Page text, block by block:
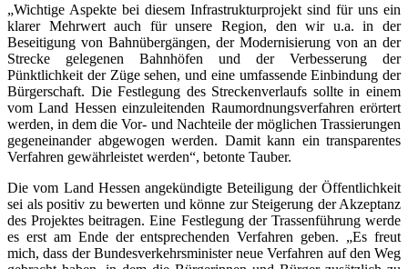
„Wichtige Aspekte bei diesem Infrastrukturprojekt sind für uns ein
klarer Mehrwert auch für unsere Region, den wir u.a. in der
Beseitigung von Bahnübergängen, der Modernisierung von an der
Strecke gelegenen Bahnhöfen und der Verbesserung der
Pünktlichkeit der Züge sehen, und eine umfassende Einbindung der
Bürgerschaft. Die Festlegung des Streckenverlaufs sollte in einem
vom Land Hessen einzuleitenden Raumordnungsverfahren erörtert
werden, in dem die Vor- und Nachteile der möglichen Trassierungen
gegeneinander abgewogen werden. Damit kann ein transparentes
Verfahren gewährleistet werden“, betonte Tauber.
Die vom Land Hessen angekündigte Beteiligung der Öffentlichkeit
sei als positiv zu bewerten und könne zur Steigerung der Akzeptanz
des Projektes beitragen. Eine Festlegung der Trassenführung werde
es erst am Ende der entsprechenden Verfahren geben. „Es freut
mich, dass der Bundesverkehrsminister neue Verfahren auf den Weg